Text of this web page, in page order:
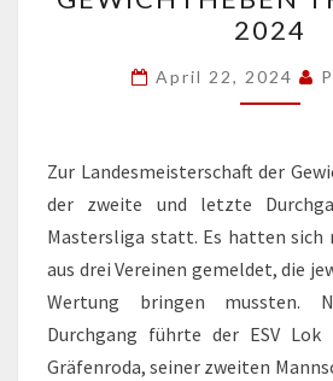
2024
2024
April 22, 2024
Zur Landesmeisterschaft der
der zweite und letzte
Mastersliga statt. Es hatten sich
aus drei Vereinen gemeldet, die
Wertung bringen mussten.
Durchgang führte der ESV Lok
Gräfenroda, seiner zweiten